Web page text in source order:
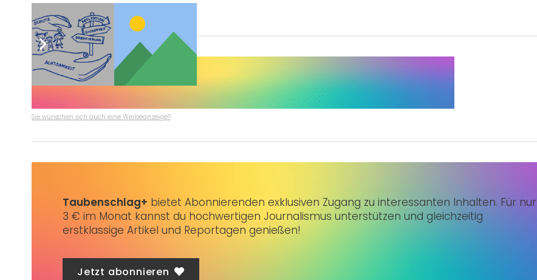
Post Views: 718
Sie wünschen sich auch eine Werbeanzeige?
Taubenschlag+ bietet Abonnierenden exklusiven Zugang zu interessanten Inhalten. Für nur
3 € im Monat kannst du hochwertigen Journalismus unterstützen und gleichzeitig
erstklassige Artikel und Reportagen genießen!
Jetzt abonnieren